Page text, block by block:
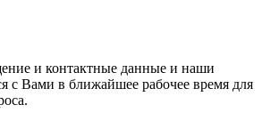
и контактные данные и наши
с Вами в ближайшее рабочее время для